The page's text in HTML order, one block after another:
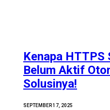
Kenapa HTTPS
Belum Aktif
Solusinya!
SEPTEMBER 17, 2025